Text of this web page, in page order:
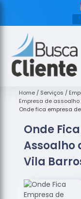
Assoalhos
de Madeira
Decks de
Empresas
de
Assoalhos
de Madeira
Loja de
Assoalhos
Home Serviços
Empresa de assoalho
Onde fica empresa
Onde
Assoalho
Vila